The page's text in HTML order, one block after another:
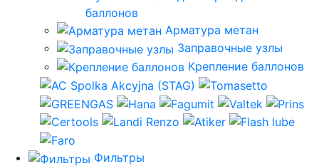
баллонов
Арматура метан
Заправочные узлы
Крепление баллонов
Фильтры